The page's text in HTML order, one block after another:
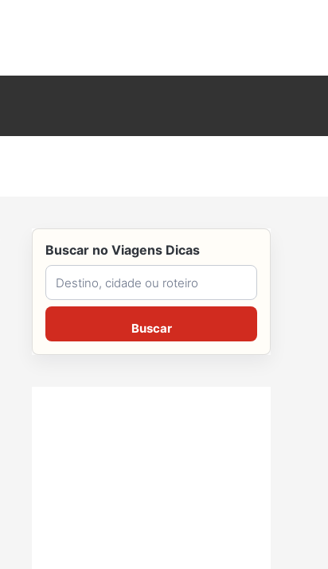
Buscar no Viagens Dicas
Buscar no Viagens Dicas
Buscar